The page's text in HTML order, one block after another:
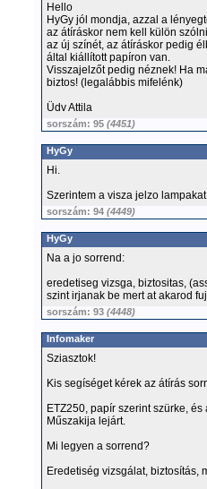
Hello
HyGy jól mondja, azzal a
az átíráskor nem kell külön
az új színét, az átíráskor pedig
által kiállított papíron van.
Visszajelzőt pedig néznek! Ha
biztos! (legalábbis mifelénk)
Üdv Attila
sorszám: 95 (4451)
HyGy
Hi.
Szerintem a visza jelzo
sorszám: 94 (4449)
HyGy
Na a jo sorrend:
eredetiseg vizsga, biztositas,
szint irjanak be mert at akarod
sorszám: 93 (4448)
Infomaker
Sziasztok!
Kis segíséget kérek az átírás
ETZ250, papír szerint szürke,
Műszakija lejárt.
Mi legyen a sorrend?
Eredetiség vizsgálat, biztosítás,